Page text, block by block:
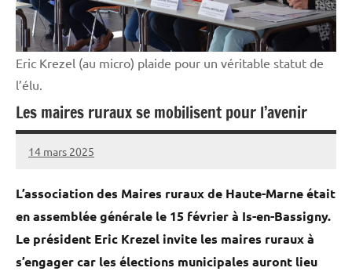
Eric Krezel (au micro) plaide pour un véritable statut de
l’élu.
Les maires ruraux se mobilisent pour l’avenir
14 mars 2025
Thibaut
L’association des Maires ruraux de Haute-Marne était
en assemblée générale le 15 février à Is-en-Bassigny.
Le président Eric Krezel invite les maires ruraux à
s’engager car les élections municipales auront lieu